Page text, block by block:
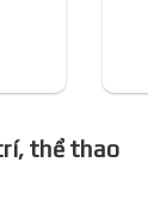
thể thao